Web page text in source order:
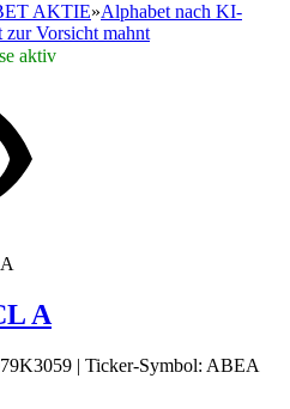
AKTIE»Alphabet nach KI-
Vorsicht mahnt
aktiv
A
| Ticker-Symbol: ABEA